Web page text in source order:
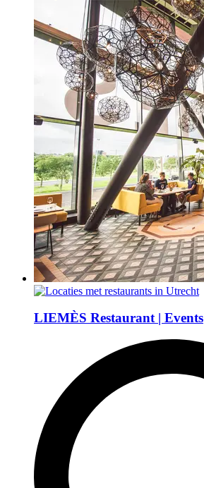
LIEMÈS Restaurant | Events